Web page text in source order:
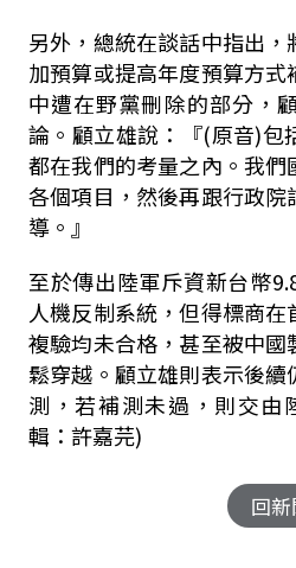
另外，總統在談話中指出
加預算或提高年度預算方式
中遭在野黨刪除的部分，
論。顧立雄說：『(原音)包
都在我們的考量之內。我
各個項目，然後再跟行政
導。』
至於傳出陸軍斥資新台幣
人機反制系統，但得標商
複驗均未合格，甚至被中
鬆穿越。顧立雄則表示後
測，若補測未過，則交由
輯：許嘉芫)
回